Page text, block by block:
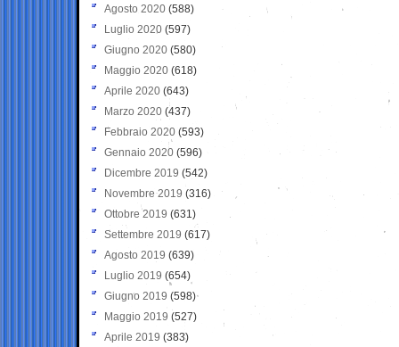
Agosto 2020 (588)
Luglio 2020 (597)
Giugno 2020 (580)
Maggio 2020 (618)
Aprile 2020 (643)
Marzo 2020 (437)
Febbraio 2020 (593)
Gennaio 2020 (596)
Dicembre 2019 (542)
Novembre 2019 (316)
Ottobre 2019 (631)
Settembre 2019 (617)
Agosto 2019 (639)
Luglio 2019 (654)
Giugno 2019 (598)
Maggio 2019 (527)
Aprile 2019 (383)